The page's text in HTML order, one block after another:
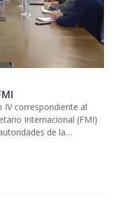
IV correspondiente al
Internacional (FMI)
de la
(DNIT).